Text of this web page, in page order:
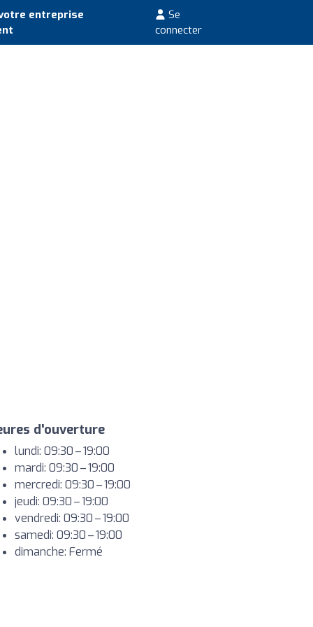
entreprise
Se
connecter
d'ouverture
lundi: 09:30 – 19:00
mardi: 09:30 – 19:00
mercredi: 09:30 – 19:00
jeudi: 09:30 – 19:00
vendredi: 09:30 – 19:00
samedi: 09:30 – 19:00
dimanche: Fermé